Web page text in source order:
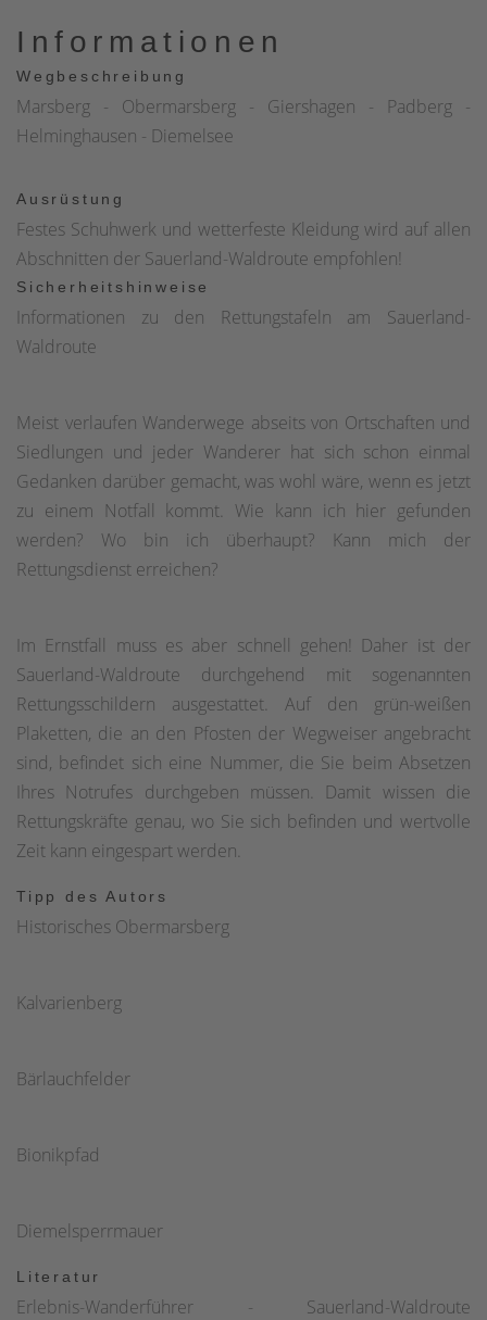
Informationen
Wegbeschreibung
Marsberg - Obermarsberg - Giershagen - Padberg -
Helminghausen - Diemelsee
Ausrüstung
Festes Schuhwerk und wetterfeste Kleidung wird auf allen
Abschnitten der Sauerland-Waldroute empfohlen!
Sicherheitshinweise
Informationen zu den Rettungstafeln am Sauerland-
Waldroute
Meist verlaufen Wanderwege abseits von Ortschaften und
Siedlungen und jeder Wanderer hat sich schon einmal
Gedanken darüber gemacht, was wohl wäre, wenn es jetzt
zu einem Notfall kommt. Wie kann ich hier gefunden
werden? Wo bin ich überhaupt? Kann mich der
Rettungsdienst erreichen?
Im Ernstfall muss es aber schnell gehen! Daher ist der
Sauerland-Waldroute durchgehend mit sogenannten
Rettungsschildern ausgestattet. Auf den grün-weißen
Plaketten, die an den Pfosten der Wegweiser angebracht
sind, befindet sich eine Nummer, die Sie beim Absetzen
Ihres Notrufes durchgeben müssen. Damit wissen die
Rettungskräfte genau, wo Sie sich befinden und wertvolle
Zeit kann eingespart werden.
Tipp des Autors
Historisches Obermarsberg
Kalvarienberg
Bärlauchfelder
Bionikpfad
Diemelsperrmauer
Literatur
Erlebnis-Wanderführer - Sauerland-Waldroute